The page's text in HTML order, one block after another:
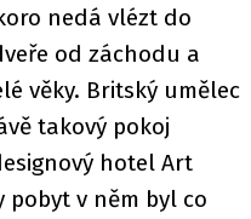
nedá vlézt do
od záchodu a
věky. Britský umělec
takový pokoj
hotel Art
pobyt v něm byl co